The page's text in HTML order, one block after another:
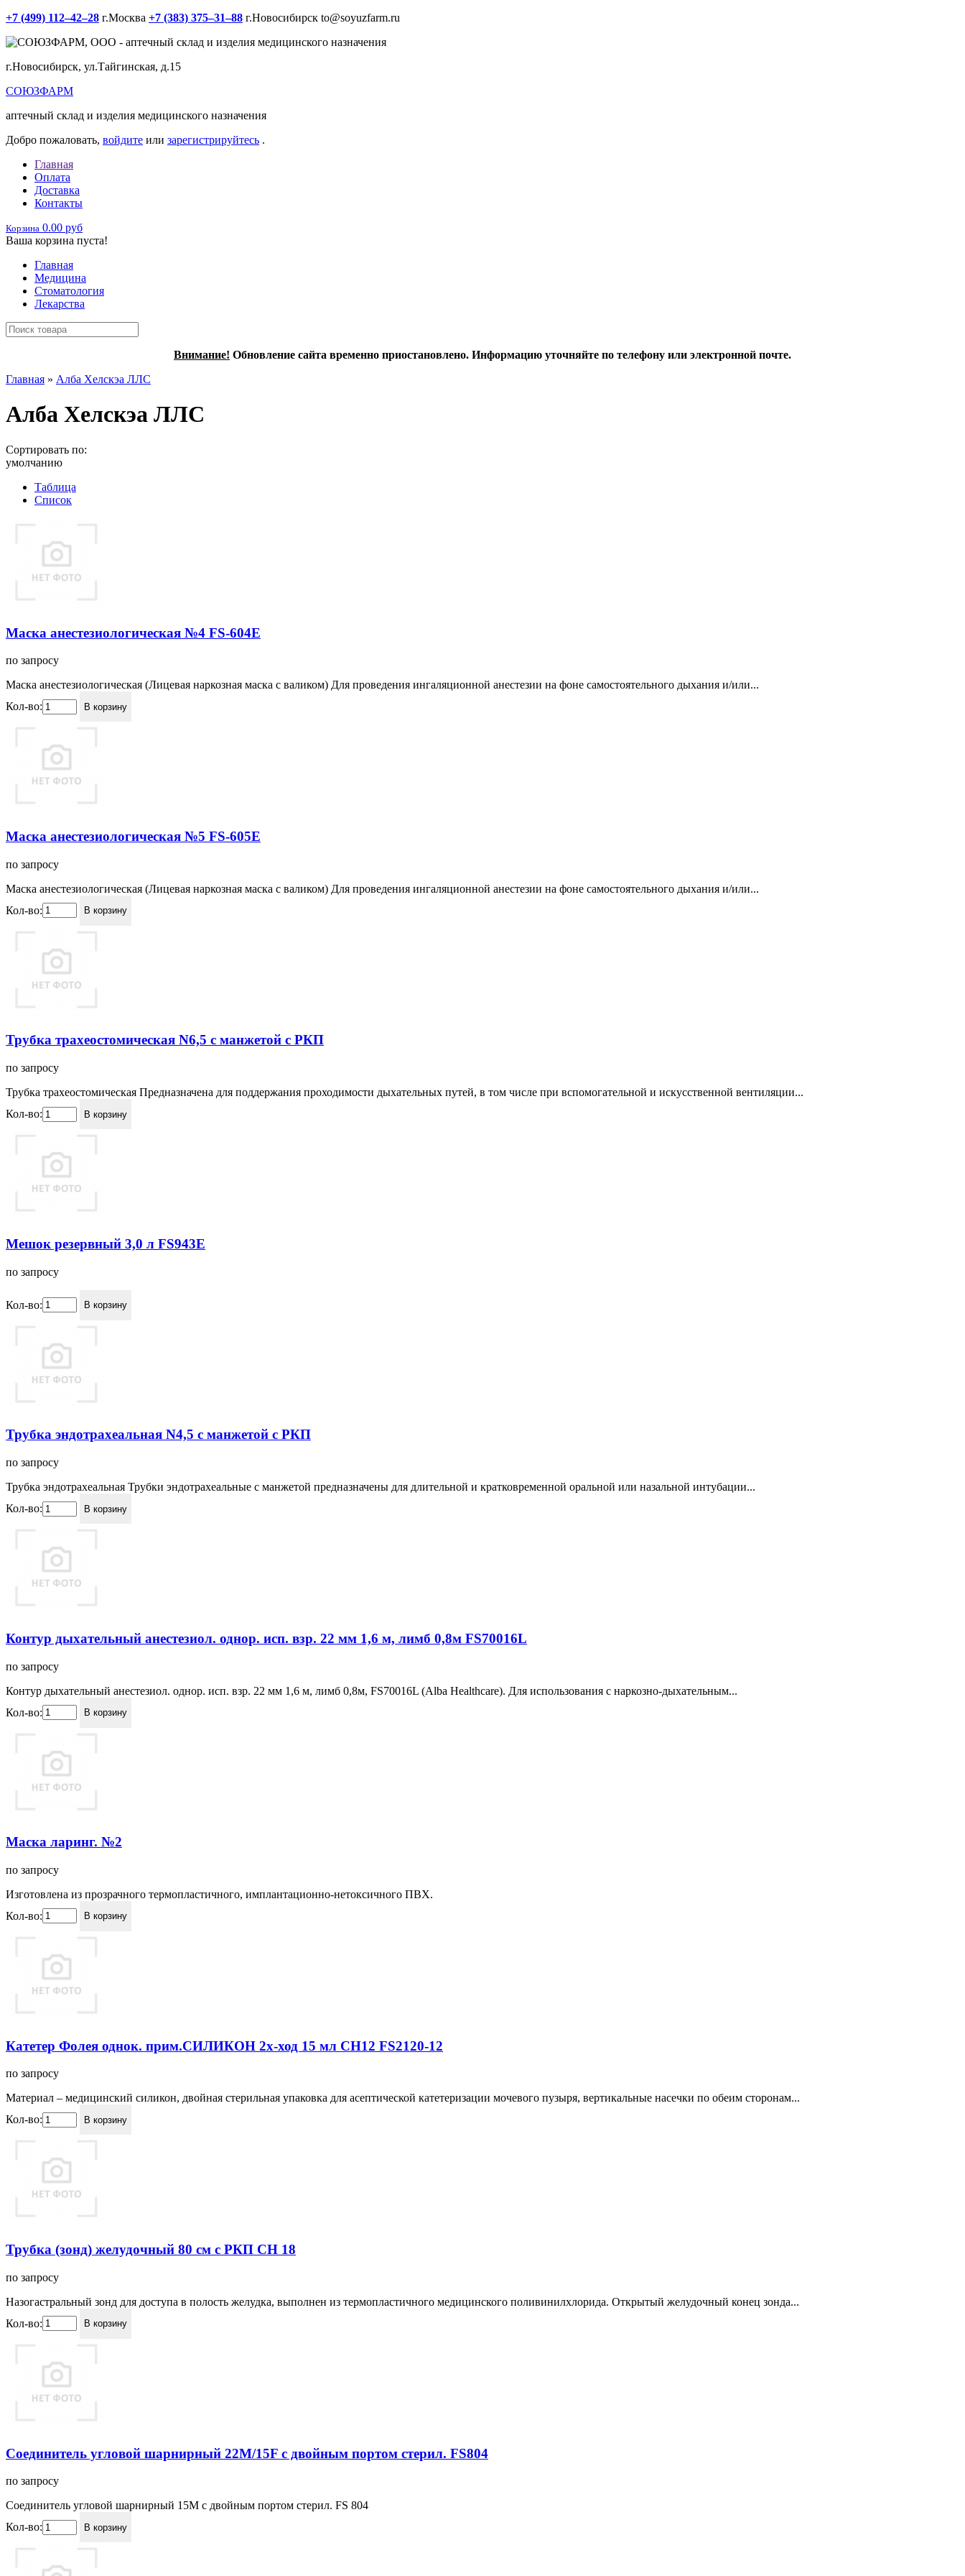
+7 (499) 112‒42‒28 г.Москва +7 (383) 375‒31‒88 г.Новосибирск to@soyuzfarm.ru
г.Новосибирск, ул.Тайгинская, д.15
СОЮЗФАРМ
аптечный склад и изделия медицинского назначения
Добро пожаловать, войдите или зарегистрируйтесь .
Главная
Оплата
Доставка
Контакты
Корзина 0.00 руб
Ваша корзина пуста!
Главная
Медицина
Стоматология
Лекарства
Внимание! Обновление сайта временно приостановлено. Информацию уточняйте по телефону или электронной почте.
Главная » Алба Хелскэа ЛЛС
Алба Хелскэа ЛЛС
Сортировать по:
умолчанию
Таблица
Список
Маска анестезиологическая №4 FS-604Е
по запросу
Маска анестезиологическая (Лицевая наркозная маска с валиком) Для проведения ингаляционной анестезии на фоне самостоятельного дыхания и/или...
Кол-во:
В корзину
Маска анестезиологическая №5 FS-605Е
по запросу
Маска анестезиологическая (Лицевая наркозная маска с валиком) Для проведения ингаляционной анестезии на фоне самостоятельного дыхания и/или...
Кол-во:
В корзину
Трубка трахеостомическая N6,5 с манжетой с РКП
по запросу
Трубка трахеостомическая Предназначена для поддержания проходимости дыхательных путей, в том числе при вспомогательной и искусственной вентиляции...
Кол-во:
В корзину
Мешок резервный 3,0 л FS943Е
по запросу
Кол-во: В корзину
Трубка эндотрахеальная N4,5 с манжетой с РКП
по запросу
Трубка эндотрахеальная Трубки эндотрахеальные с манжетой предназначены для длительной и кратковременной оральной или назальной интубации...
Кол-во:
В корзину
Контур дыхательный анестезиол. однор. исп. взр. 22 мм 1,6 м, лимб 0,8м FS70016L
по запросу
Контур дыхательный анестезиол. однор. исп. взр. 22 мм 1,6 м, лимб 0,8м, FS70016L (Alba Healthcare). Для использования с наркозно-дыхательным...
Кол-во:
В корзину
Маска ларинг. №2
по запросу
Изготовлена из прозрачного термопластичного, имплантационно-нетоксичного ПВХ.
Кол-во:
В корзину
Катетер Фолея однок. прим.СИЛИКОН 2х-ход 15 мл CH12 FS2120-12
по запросу
Материал – медицинский силикон, двойная стерильная упаковка для асептической катетеризации мочевого пузыря, вертикальные насечки по обеим сторонам...
Кол-во:
В корзину
Трубка (зонд) желудочный 80 см с РКП СН 18
по запросу
Назогастральный зонд для доступа в полость желудка, выполнен из термопластичного медицинского поливинилхлорида. Открытый желудочный конец зонда...
Кол-во:
В корзину
Соединитель угловой шарнирный 22М/15F с двойным портом стерил. FS804
по запросу
Соединитель угловой шарнирный 15М с двойным портом стерил. FS 804
Кол-во:
В корзину